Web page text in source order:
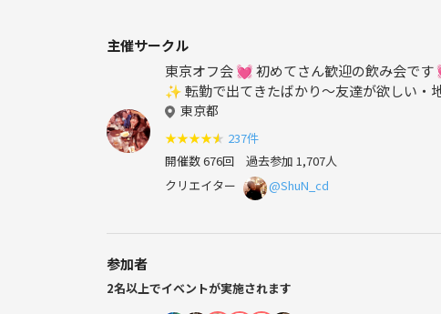
主催サークル
東京オフ会 💓 初めてさん歓迎の飲み会で
✨ 転勤で出てきたばかり～友達が欲しい・
週遊べるほんとうの友達作りをしよう✨
東京都
★★★★★ 237件
開催数 676回 過去参加 1,707人
クリエイター
@ShuN_cd
参加者
2名以上でイベントが実施されます